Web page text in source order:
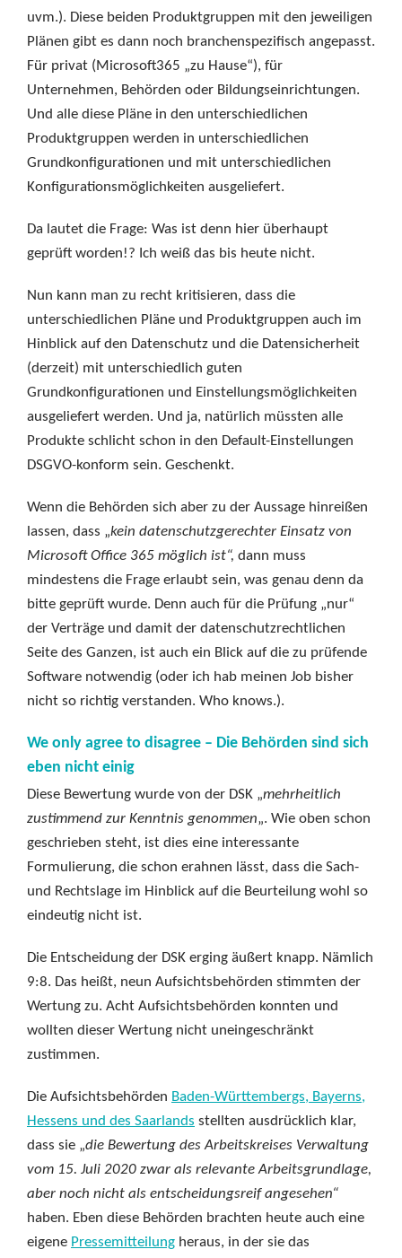
uvm.). Diese beiden Produktgruppen mit den jeweiligen
Plänen gibt es dann noch branchenspezifisch angepasst.
Für privat (Microsoft365 „zu Hause“), für
Unternehmen, Behörden oder Bildungseinrichtungen.
Und alle diese Pläne in den unterschiedlichen
Produktgruppen werden in unterschiedlichen
Grundkonfigurationen und mit unterschiedlichen
Konfigurationsmöglichkeiten ausgeliefert.
Da lautet die Frage: Was ist denn hier überhaupt
geprüft worden!? Ich weiß das bis heute nicht.
Nun kann man zu recht kritisieren, dass die
unterschiedlichen Pläne und Produktgruppen auch im
Hinblick auf den Datenschutz und die Datensicherheit
(derzeit) mit unterschiedlich guten
Grundkonfigurationen und Einstellungsmöglichkeiten
ausgeliefert werden. Und ja, natürlich müssten alle
Produkte schlicht schon in den Default-Einstellungen
DSGVO-konform sein. Geschenkt.
Wenn die Behörden sich aber zu der Aussage hinreißen
lassen, dass „kein datenschutzgerechter Einsatz von
Microsoft Office 365 möglich ist“, dann muss
mindestens die Frage erlaubt sein, was genau denn da
bitte geprüft wurde. Denn auch für die Prüfung „nur“
der Verträge und damit der datenschutzrechtlichen
Seite des Ganzen, ist auch ein Blick auf die zu prüfende
Software notwendig (oder ich hab meinen Job bisher
nicht so richtig verstanden. Who knows.).
We only agree to disagree – Die Behörden sind sich
eben nicht einig
Diese Bewertung wurde von der DSK „mehrheitlich
zustimmend zur Kenntnis genommen„. Wie oben schon
geschrieben steht, ist dies eine interessante
Formulierung, die schon erahnen lässt, dass die Sach-
und Rechtslage im Hinblick auf die Beurteilung wohl so
eindeutig nicht ist.
Die Entscheidung der DSK erging äußert knapp. Nämlich
9:8. Das heißt, neun Aufsichtsbehörden stimmten der
Wertung zu. Acht Aufsichtsbehörden konnten und
wollten dieser Wertung nicht uneingeschränkt
zustimmen.
Die Aufsichtsbehörden Baden-Württembergs, Bayerns,
Hessens und des Saarlands stellten ausdrücklich klar,
dass sie „die Bewertung des Arbeitskreises Verwaltung
vom 15. Juli 2020 zwar als relevante Arbeitsgrundlage,
aber noch nicht als entscheidungsreif angesehen“
haben. Eben diese Behörden brachten heute auch eine
eigene Pressemitteilung heraus, in der sie das